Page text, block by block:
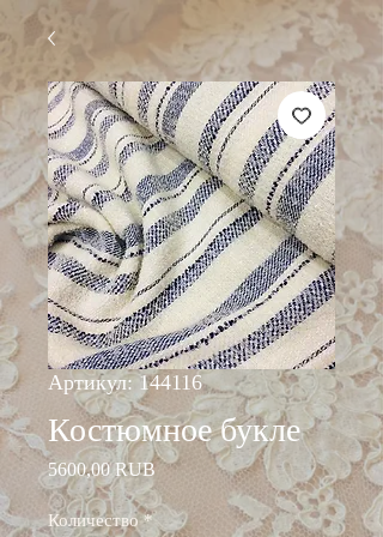
Артикул: 144116
Костюмное букле
5600,00 RUBЦена
Количество *